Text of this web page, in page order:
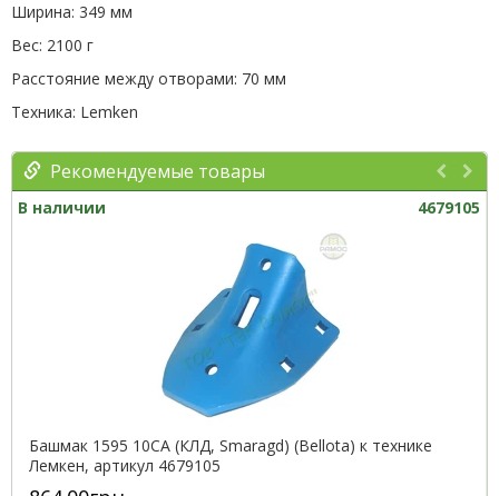
Ширина: 349 мм
Вес: 2100 г
Расстояние между отворами: 70 мм
Техника: Lemken
Рекомендуемые товары
В наличии 4679105
Башмак 1595 10CA (КЛД, Smaragd) (Bellota) к технике
Лемкен, артикул 4679105